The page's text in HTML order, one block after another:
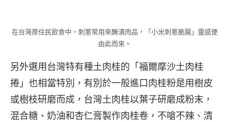
在台灣原住民飲食中，刺蔥常用來醃漬肉品，「小米刺蔥脆腸」靈感便
由此而來。
另外選用台灣特有種土肉桂的「福爾摩沙土肉桂
捲」也相當特別，有別於一般進口肉桂粉是用樹皮
或樹枝研磨而成，台灣土肉桂以葉子研磨成粉末，
混合糖、奶油和杏仁膏製作肉桂卷，不嗆不辣、清